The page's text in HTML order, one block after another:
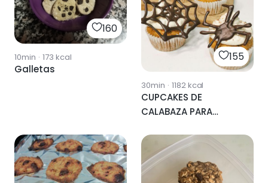
160
10min · 173 kcal
Galletas
155
30min · 1182kcal
CUPCAKES DE
CALABAZA PARA